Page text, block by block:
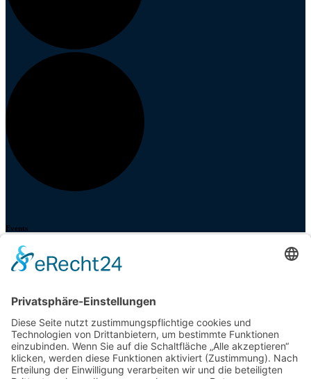
Events
Veranstaltungen
Zahlung und Versand
Shop
Über uns
Newsletter
AGB